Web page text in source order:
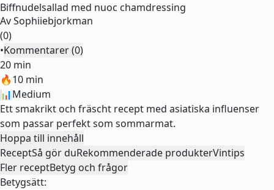
Biffnudelsallad med nuoc chamdressing
AvSophiiebjorkman
(0)
•Kommentarer (0)
20 min
🔥10 min
📊Medium
Ett smakrikt och fräscht recept med asiatiska influenser
som passar perfekt som sommarmat.
Hoppa till innehåll
ReceptSå gör duRekommenderade produkterVintips
Fler receptBetyg och frågor
Betygsätt: